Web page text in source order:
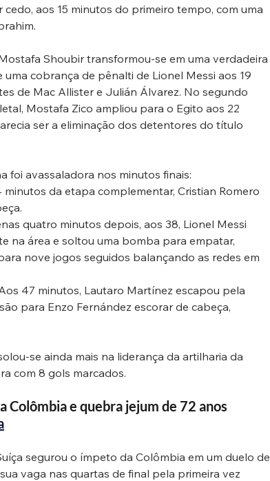
aos 15 minutos do primeiro tempo, com uma
Shoubir transformou-se em uma verdadeira
cobrança de pênalti de Lionel Messi aos 19
de Mac Allister e Julián Álvarez. No segundo
Mostafa Zico ampliou para o Egito aos 22
ser a eliminação dos detentores do título
foi avassaladora nos minutos finais:
minutos da etapa complementar, Cristian Romero
quatro minutos depois, aos 38, Lionel Messi
na área e soltou uma bomba para empatar,
nove jogos seguidos balançando as redes em
47 minutos, Lautaro Martínez escapou pela
para Enzo Fernández escorar de cabeça,
se ainda mais na liderança da artilharia da
com 8 gols marcados.
Colômbia e quebra jejum de 72 anos
segurou o ímpeto da Colômbia em um duelo de
vaga nas quartas de final pela primeira vez